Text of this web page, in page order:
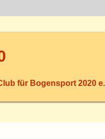
für Bogensport 2020